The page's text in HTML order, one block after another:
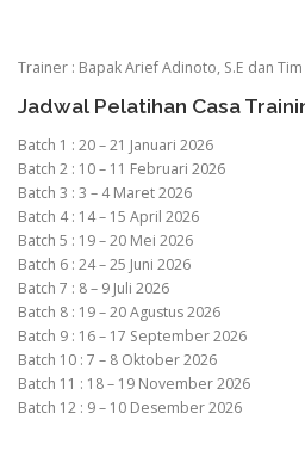
Trainer : Bapak Arief Adinoto, S.E dan Tim
Jadwal Pelatihan Casa
Batch 1 : 20 – 21 Januari 2026
Batch 2 : 10 – 11 Februari 2026
Batch 3 : 3 – 4 Maret 2026
Batch 4 : 14 – 15 April 2026
Batch 5 : 19 – 20 Mei 2026
Batch 6 : 24 – 25 Juni 2026
Batch 7 : 8 – 9 Juli 2026
Batch 8 : 19 – 20 Agustus 2026
Batch 9 : 16 – 17 September 2026
Batch 10 : 7 – 8 Oktober 2026
Batch 11 : 18 – 19 November 2026
Batch 12 : 9 – 10 Desember 2026